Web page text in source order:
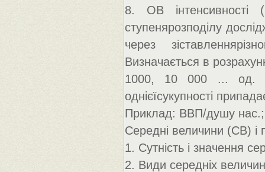
8. ОВ інтенсивності
ступенярозподілу
через
Визначається в
1000, 10 000 ... од.
однієїсукупності
Приклад: ВВП/душу нас.;
Середні величини (СВ) і
1. Сутність і значення
2. Види середніх